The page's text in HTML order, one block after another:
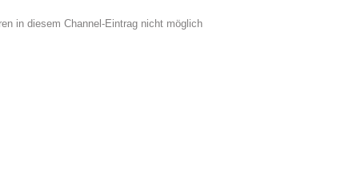
in diesem Channel-Eintrag nicht möglich